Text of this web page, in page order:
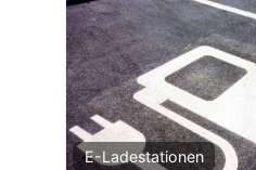
E-Ladestationen